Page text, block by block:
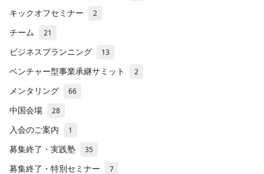
キックオフセミナー 2
チーム 21
ビジネスプランニング 13
ベンチャー型事業承継サミット 2
メンタリング 66
中国会場 28
入会のご案内 1
募集終了・実践塾 35
募集終了・特別セミナー 7